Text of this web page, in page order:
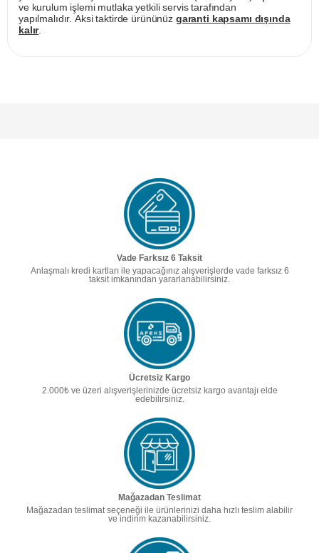
ve kurulum işlemi mutlaka yetkili servis tarafından
yapılmalıdır. Aksi taktirde ürününüz garanti kapsamı dışında
kalır.
Vade Farksız 6 Taksit
Anlaşmalı kredi kartları ile yapacağınız alışverişlerde vade farksız 6
taksit imkanından yararlanabilirsiniz.
Ücretsiz Kargo
2.000₺ ve üzeri alışverişlerinizde ücretsiz kargo avantajı elde
edebilirsiniz.
Mağazadan Teslimat
Mağazadan teslimat seçeneği ile ürünlerinizi daha hızlı teslim alabilir
ve indirim kazanabilirsiniz.